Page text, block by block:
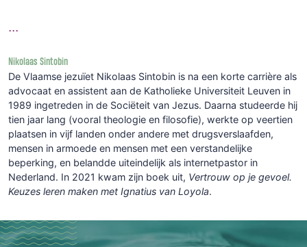
...
Nikolaas Sintobin
De Vlaamse jezuïet Nikolaas Sintobin is na een korte carrière als
advocaat en assistent aan de Katholieke Universiteit Leuven in
1989 ingetreden in de Sociëteit van Jezus. Daarna studeerde hij
tien jaar lang (vooral theologie en filosofie), werkte op veertien
plaatsen in vijf landen onder andere met drugsverslaafden,
mensen in armoede en mensen met een verstandelijke
beperking, en belandde uiteindelijk als internetpastor in
Nederland. In 2021 kwam zijn boek uit, Vertrouw op je gevoel.
Keuzes leren maken met Ignatius van Loyola.